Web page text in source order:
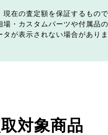
在の査定額を保証するもので
・カスタムパーツや付属品
が表示されない場合がありま
対象商品